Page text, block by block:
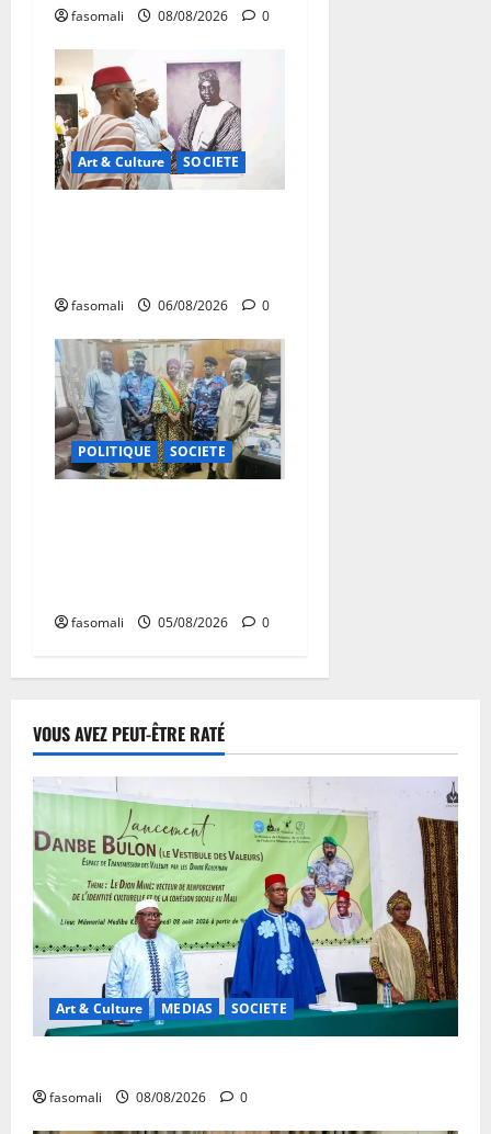
fasomali 08/08/2026 0
Art & Culture SOCIETE
fasomali 06/08/2026 0
POLITIQUE SOCIETE
fasomali 05/08/2026 0
VOUS AVEZ PEUT-ÊTRE RATÉ
Art & Culture MEDIAS SOCIETE
fasomali 08/08/2026 0